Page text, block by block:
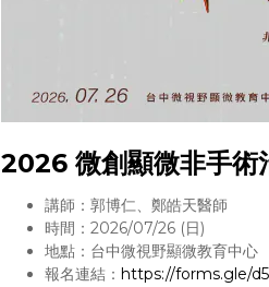
2026 微創顯微非手術
講師：郭博仁、鄭皓天醫師
時間：2026/07/26 (日)
地點：台中微視野顯微教育中心
報名連結： https://forms.gle/